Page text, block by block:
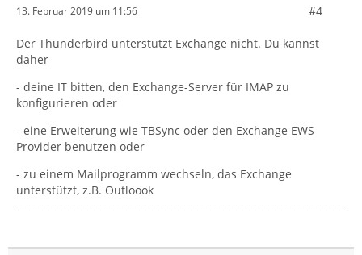
13. Februar 2019 um 11:56 #4
Der Thunderbird unterstützt Exchange nicht. Du kannst
daher
- deine IT bitten, den Exchange-Server für IMAP zu
konfigurieren oder
- eine Erweiterung wie TBSync oder den Exchange EWS
Provider benutzen oder
- zu einem Mailprogramm wechseln, das Exchange
unterstützt, z.B. Outloook